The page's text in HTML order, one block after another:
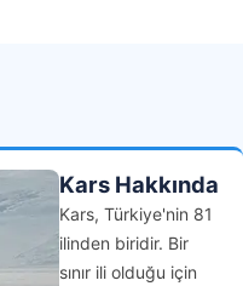
Kars Hakkında
Kars, Türkiye'nin 81
ilinden biridir. Bir
sınır ili olduğu için